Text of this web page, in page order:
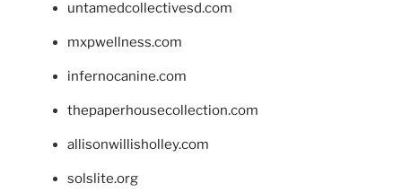
untamedcollectivesd.com
mxpwellness.com
infernocanine.com
thepaperhousecollection.com
allisonwillisholley.com
solslite.org